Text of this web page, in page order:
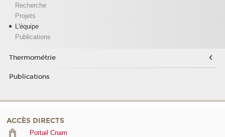
Recherche
Projets
L'équipe
Publications
Thermométrie
Publications
ACCÈS DIRECTS
Portail Cnam